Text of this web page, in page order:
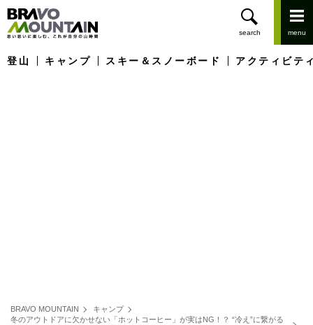
登山 キャンプ スキー＆スノーボード アクティビテ
BRAVO MOUNTAIN
キャンプ
冬のアウトドアに欠かせない「ホットコーヒー」が実はNG！？ “冷え”に繋がる